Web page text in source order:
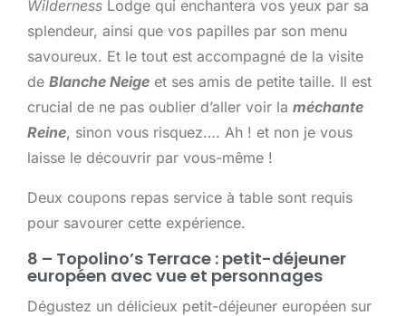
Wilderness Lodge qui enchantera vos yeux par sa
splendeur, ainsi que vos papilles par son menu
savoureux. Et le tout est accompagné de la visite
de Blanche Neige et ses amis de petite taille. Il est
crucial de ne pas oublier d’aller voir la méchante
Reine, sinon vous risquez…. Ah ! et non je vous
laisse le découvrir par vous-même !
Deux coupons repas service à table sont requis
pour savourer cette expérience.
8 – Topolino’s Terrace : petit-déjeuner
européen avec vue et personnages
Dégustez un délicieux petit-déjeuner européen sur